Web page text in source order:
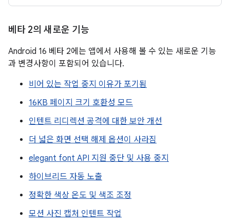
베타 2의 새로운 기능
Android 16 베타 2에는 앱에서 사용해 볼 수 있는 새로운 기능
과 변경사항이 포함되어 있습니다.
비어 있는 작업 중지 이유가 포기됨
16KB 페이지 크기 호환성 모드
인텐트 리디렉션 공격에 대한 보안 개선
더 넓은 화면 선택 해제 옵션이 사라짐
elegant font API 지원 중단 및 사용 중지
하이브리드 자동 노출
정확한 색상 온도 및 색조 조정
모션 사진 캡처 인텐트 작업